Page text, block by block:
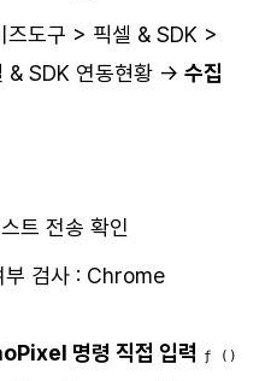
도구 > 픽셀 & SDK >
& SDK 연동현황 → 수집
트 전송 확인
부 검사 : Chrome
명령 직접 입력 ƒ ()